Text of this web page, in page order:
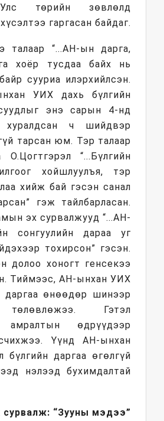
төрийн зөвлөлд
гаргасан байдаг.
талаар “...АН-ын дарга,
хоёр тусдаа байх нь
сууриа илэрхийлсэн.
УИХ дахь бүлгийн
энэ сарын 4-нд
хуралдсан ч шийдвэр
тарсан юм. Тэр талаар
“...Бүлгийн
хойшлуулъя, тэр
хийж бай гэсэн санал
гэж тайлбарласан.
эх сурвалжууд “...АН-
сонгуулийн дараа уг
тохирсон” гэсэн.
долоо хоногт генсекээ
Тиймээс, АН-ынхан УИХ
даргаа өнөөдөр шинээр
төлөвлөжээ. Гэтэл
амралтын өдрүүдээр
Үүнд АН-ынхан
бүлгийн даргаа өгөлгүй
нэлээд бухимдалтай
сурвалж: “Зууны мэдээ”